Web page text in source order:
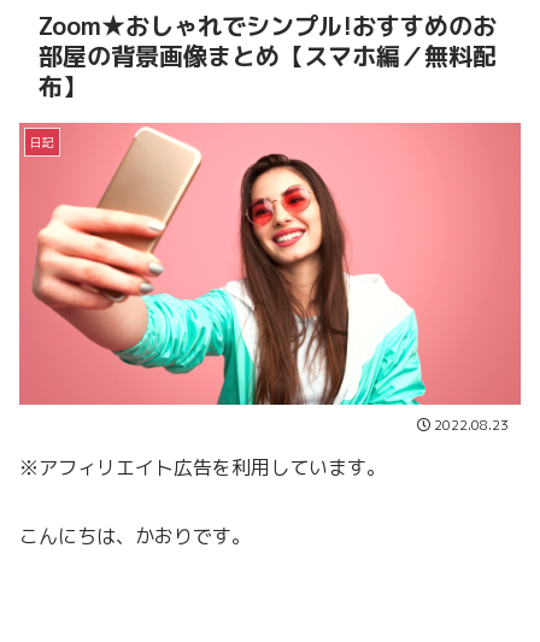
Zoom★おしゃれでシンプル!おすすめのお
部屋の背景画像まとめ【スマホ編／無料配
布】
日記
2022.08.23
※アフィリエイト広告を利用しています。
こんにちは、かおりです。